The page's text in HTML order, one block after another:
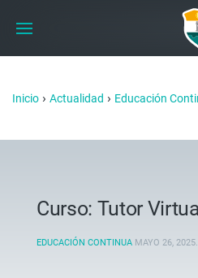
Inicio › Actualidad › Educación
Curso: Tutor Virtual
EDUCACIÓN CONTINUA MAYO 26, 2025.